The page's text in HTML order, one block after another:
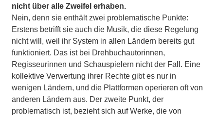
nicht über alle Zweifel erhaben.
Nein, denn sie enthält zwei problematische Punkte:
Erstens betrifft sie auch die Musik, die diese Regelung
nicht will, weil ihr System in allen Ländern bereits gut
funktioniert. Das ist bei Drehbuchautorinnen,
Regisseurinnen und Schauspielern nicht der Fall. Eine
kollektive Verwertung ihrer Rechte gibt es nur in
wenigen Ländern, und die Plattformen operieren oft von
anderen Ländern aus. Der zweite Punkt, der
problematisch ist, bezieht sich auf Werke, die von